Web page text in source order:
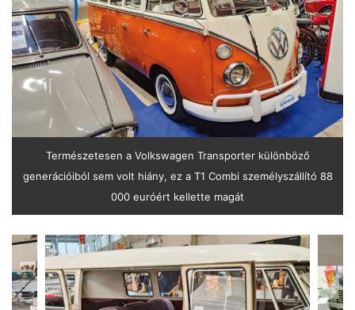
Természetesen a Volkswagen Transporter különböző
generációiból sem volt hiány, ez a T1 Combi személyszállító 88
000 euróért kellette magát